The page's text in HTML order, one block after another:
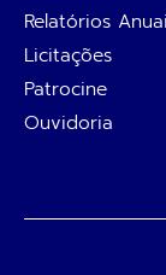
Relatórios
Licitações
Patrocine
Ouvidoria